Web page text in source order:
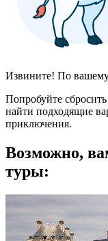
Извините! По вашему
Попробуйте
найти подходящие
приключения.
Возможно,
туры: